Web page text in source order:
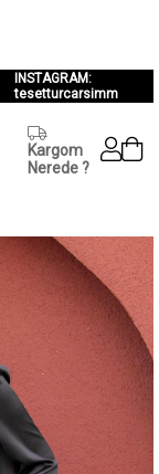
INSTAGRAM:
tesetturcarsimm
Kargom
Nerede ?